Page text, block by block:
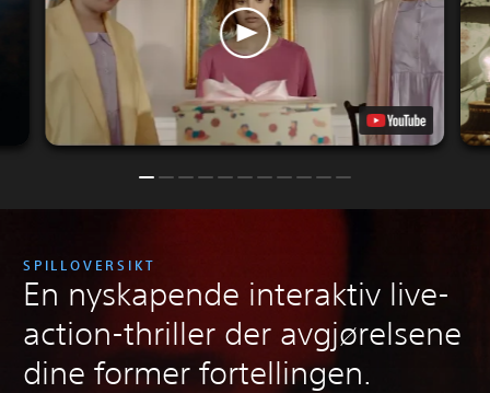
SPILLOVERSIKT
En nyskapende interaktiv live-
action-thriller der avgjørelsene
dine former fortellingen.